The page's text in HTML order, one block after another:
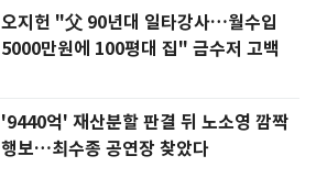
오지헌 "父 90년대 일타강사…월수입
5000만원에 100평대 집" 금수저 고백
'9440억' 재산분할 판결 뒤 노소영 깜짝
행보…최수종 공연장 찾았다